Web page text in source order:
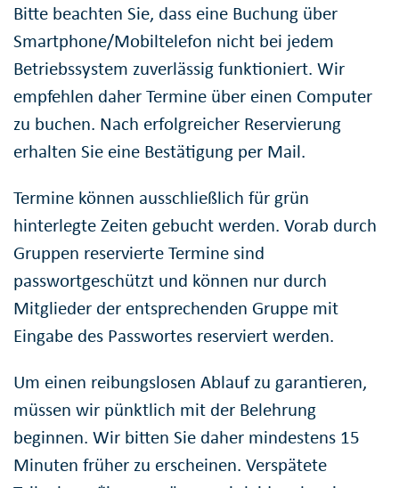
Bitte beachten Sie, dass eine Buchung über
Smartphone/Mobiltelefon nicht bei jedem
Betriebssystem zuverlässig funktioniert. Wir
empfehlen daher Termine über einen Computer
zu buchen. Nach erfolgreicher Reservierung
erhalten Sie eine Bestätigung per Mail.
Termine können ausschließlich für grün
hinterlegte Zeiten gebucht werden. Vorab durch
Gruppen reservierte Termine sind
passwortgeschützt und können nur durch
Mitglieder der entsprechenden Gruppe mit
Eingabe des Passwortes reserviert werden.
Um einen reibungslosen Ablauf zu garantieren,
müssen wir pünktlich mit der Belehrung
beginnen. Wir bitten Sie daher mindestens 15
Minuten früher zu erscheinen. Verspätete